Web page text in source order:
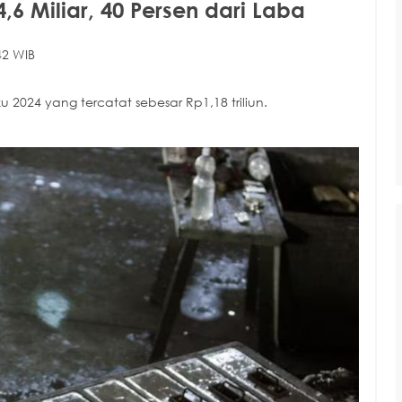
Miliar, 40 Persen dari Laba
WIB
2024 yang tercatat sebesar Rp1,18 triliun.